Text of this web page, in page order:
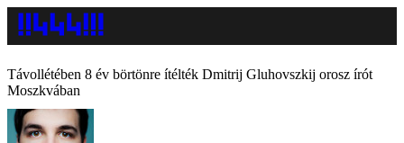
Távollétében 8 év börtönre ítélték Dmitrij Gluhovszkij orosz írót
Moszkvában